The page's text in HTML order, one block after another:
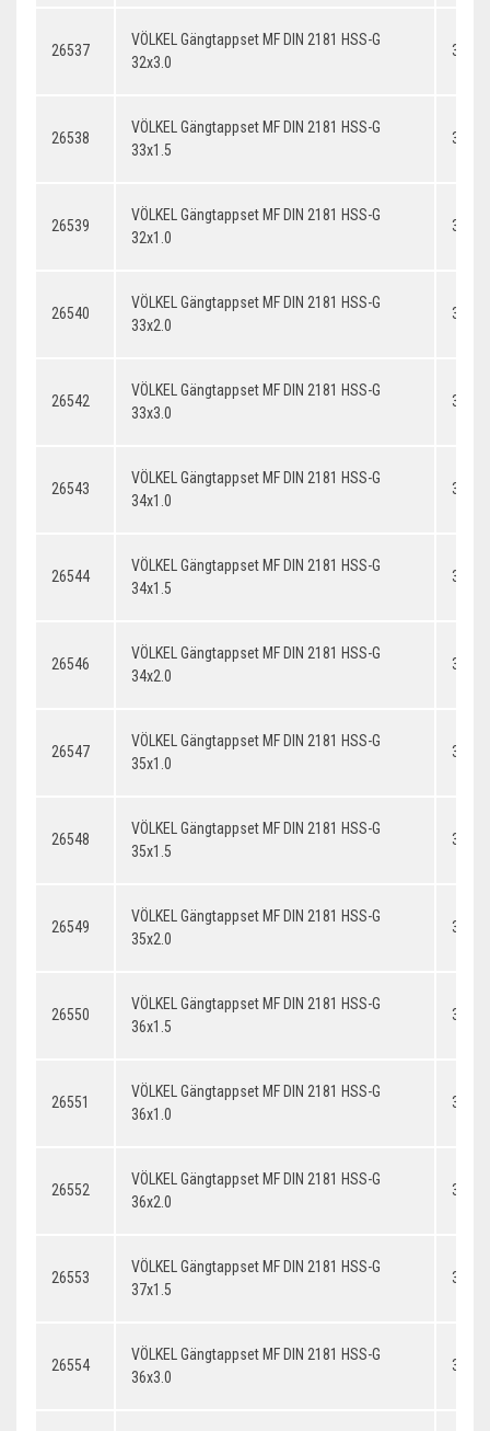
26537
VÖLKEL Gängtappset MF DIN 2181 HSS-G
32x3.0
26538
VÖLKEL Gängtappset MF DIN 2181 HSS-G
33x1.5
26539
VÖLKEL Gängtappset MF DIN 2181 HSS-G
32x1.0
26540
VÖLKEL Gängtappset MF DIN 2181 HSS-G
33x2.0
26542
VÖLKEL Gängtappset MF DIN 2181 HSS-G
33x3.0
26543
VÖLKEL Gängtappset MF DIN 2181 HSS-G
34x1.0
26544
VÖLKEL Gängtappset MF DIN 2181 HSS-G
34x1.5
26546
VÖLKEL Gängtappset MF DIN 2181 HSS-G
34x2.0
26547
VÖLKEL Gängtappset MF DIN 2181 HSS-G
35x1.0
26548
VÖLKEL Gängtappset MF DIN 2181 HSS-G
35x1.5
26549
VÖLKEL Gängtappset MF DIN 2181 HSS-G
35x2.0
26550
VÖLKEL Gängtappset MF DIN 2181 HSS-G
36x1.5
26551
VÖLKEL Gängtappset MF DIN 2181 HSS-G
36x1.0
26552
VÖLKEL Gängtappset MF DIN 2181 HSS-G
36x2.0
26553
VÖLKEL Gängtappset MF DIN 2181 HSS-G
37x1.5
26554
VÖLKEL Gängtappset MF DIN 2181 HSS-G
36x3.0